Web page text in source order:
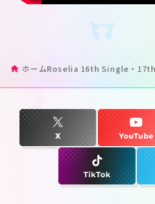
ホームRoselia 16th Single・